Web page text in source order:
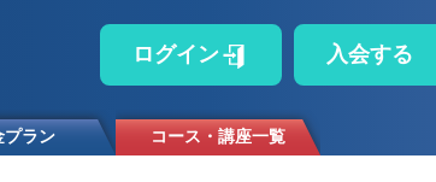
ログイン 入会する
プラン コース・講座一覧